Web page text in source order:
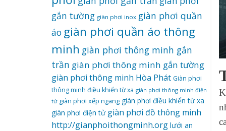
gắn tường giàn phơi inox giàn phơi quần
áo giàn phơi quần áo thông
minh giàn phơi thông minh gắn
trần giàn phơi thông minh gắn tường
giàn phơi thông minh Hòa Phát Giàn phơi
thông minh điều khiển từ xa giàn phơi thông minh điện
tử giàn phơi xếp ngang giàn phơi điều khiển từ xa
giàn phơi điện tử giàn phơi đồ thông minh
http://gianphoithongminh.org lưới an